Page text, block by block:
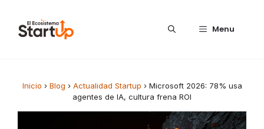
Menu
Inicio › Blog › Actualidad Startup › Microsoft 2026: 78% usa
agentes de IA, cultura frena ROI